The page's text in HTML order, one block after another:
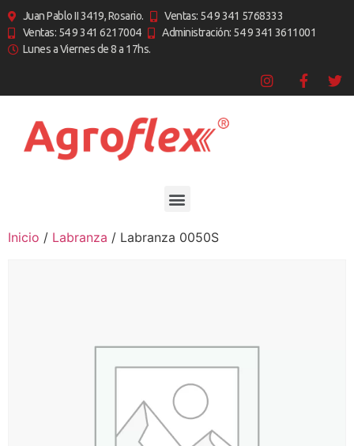
Juan Pablo II 3419, Rosario.
Ventas: 54 9 341 5768333
Ventas: 54 9 341 6217004
Administración: 54 9 341 3611001
Lunes a Viernes de 8 a 17hs.
Inicio / Labranza / Labranza 0050S